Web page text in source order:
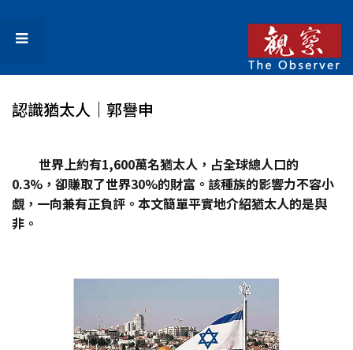
認識猶太人｜郭譽申
世界上約有1,600萬名猶太人，占全球總人口的
0.3%，卻賺取了世界30%的財富。該種族的影響力不容小
覷，一向兼有正負評。本文簡單平實地介紹猶太人的是與
非。